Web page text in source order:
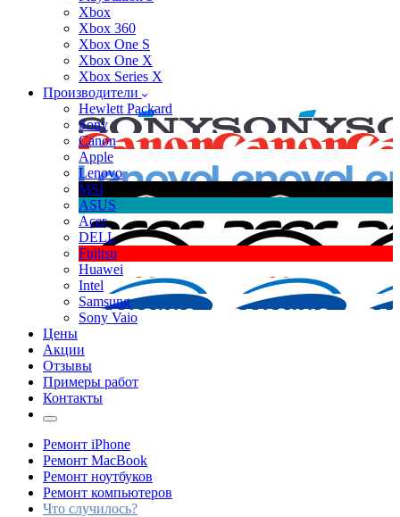
Xbox
Xbox 360
Xbox One S
Xbox One X
Xbox Series X
Производители
Hewlett Packard
Sony
Canon
Apple
Lenovo
MSI
ASUS
Acer
DELL
Fujitsu
Huawei
Intel
Samsung
Sony Vaio
Цены
Акции
Отзывы
Примеры работ
Контакты
Ремонт iPhone
Ремонт MacBook
Ремонт ноутбуков
Ремонт компьютеров
Что случилось?